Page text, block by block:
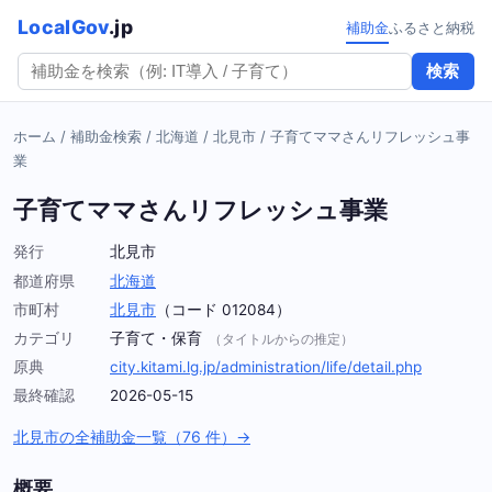
LocalGov.jp
検索
補助金ふるさと納税
ホーム / 補助金検索 / 北海道 / 北見市 / 子育てママさんリフレッシュ事
業
子育てママさんリフレッシュ事業
発行
北見市
都道府県
北海道
市町村
北見市 （コード 012084）
カテゴリ
子育て・保育 （タイトルからの推定）
原典
city.kitami.lg.jp/administration/life/detail.php
最終確認
2026-05-15
北見市の全補助金一覧（76 件）→